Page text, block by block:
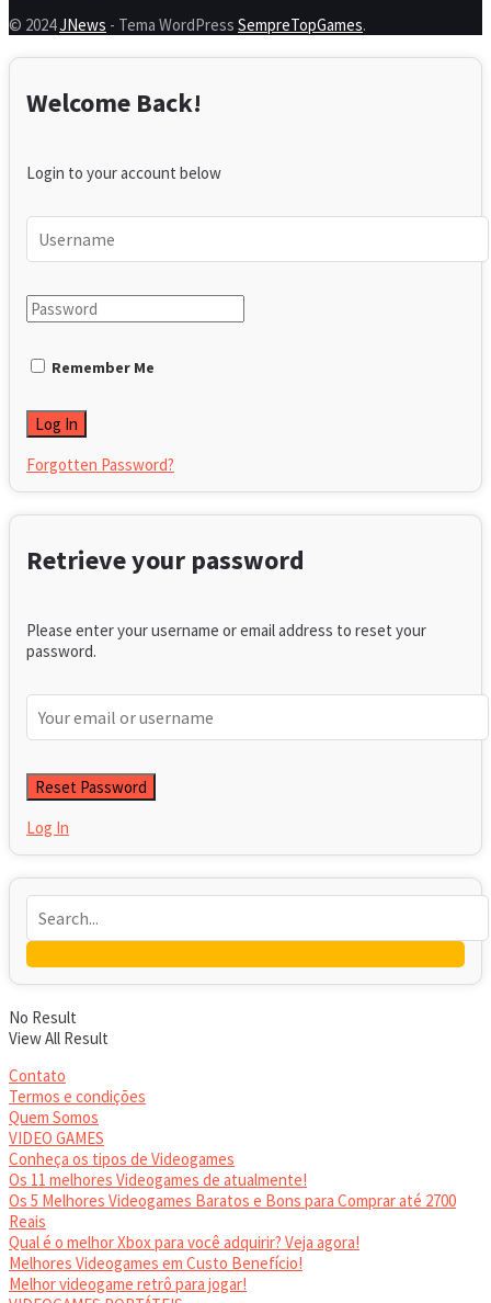
© 2024JNews - Tema WordPress SempreTopGames.
Welcome Back!
Login to your account below
Remember Me
Forgotten Password?
Retrieve your password
Please enter your username or email address to reset your
password.
Log In
No Result
View All Result
Contato
Termos e condições
Quem Somos
VIDEO GAMES
Conheça os tipos de Videogames
Os 11 melhores Videogames de atualmente!
Os 5 Melhores Videogames Baratos e Bons para Comprar até 2700
Reais
Qual é o melhor Xbox para você adquirir? Veja agora!
Melhores Videogames em Custo Benefício!
Melhor videogame retrô para jogar!